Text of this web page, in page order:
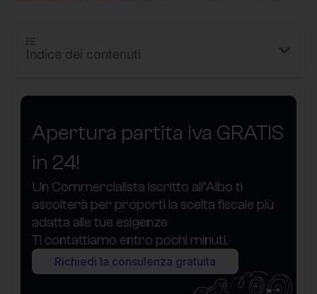
Apertura partita iva GRATIS
in 24!
Un Commercialista iscritto all’Albo ti
ascolterà per proporti la scelta fiscale più
adatta alle tue esigenze
Ti contattiamo entro pochi minuti.
Richiedi la consulenza gratuita
Indice dei contenuti